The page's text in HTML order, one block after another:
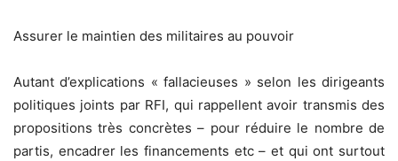
Assurer le maintien des militaires au pouvoir
Autant d’explications « fallacieuses » selon les dirigeants
politiques joints par RFI, qui rappellent avoir transmis des
propositions très concrètes – pour réduire le nombre de
partis, encadrer les financements etc – et qui ont surtout